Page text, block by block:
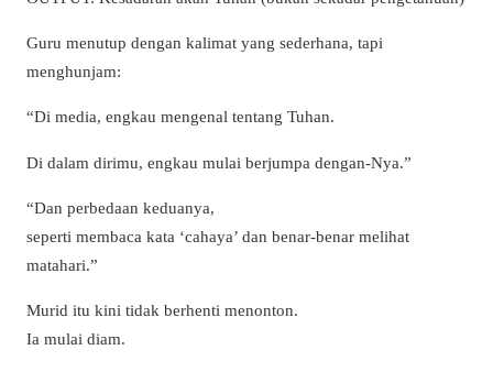
Guru menutup dengan kalimat yang sederhana, tapi
menghunjam:
“Di media, engkau mengenal tentang Tuhan.
Di dalam dirimu, engkau mulai berjumpa dengan-Nya.”
“Dan perbedaan keduanya,
seperti membaca kata ‘cahaya’ dan benar-benar melihat
matahari.”
Murid itu kini tidak berhenti menonton.
Ia mulai diam.